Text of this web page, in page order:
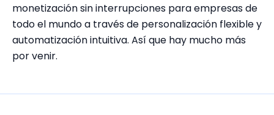
monetización sin interrupciones para empresas de
todo el mundo a través de personalización flexible y
automatización intuitiva. Así que hay mucho más
por venir.